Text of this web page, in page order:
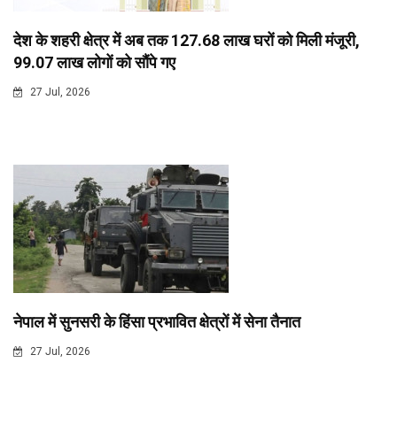
देश के शहरी क्षेत्र में अब तक 127.68 लाख घरों को मिली मंजूरी,
99.07 लाख लोगों को सौंपे गए
27 Jul, 2026
नेपाल में सुनसरी के हिंसा प्रभावित क्षेत्रों में सेना तैनात
27 Jul, 2026